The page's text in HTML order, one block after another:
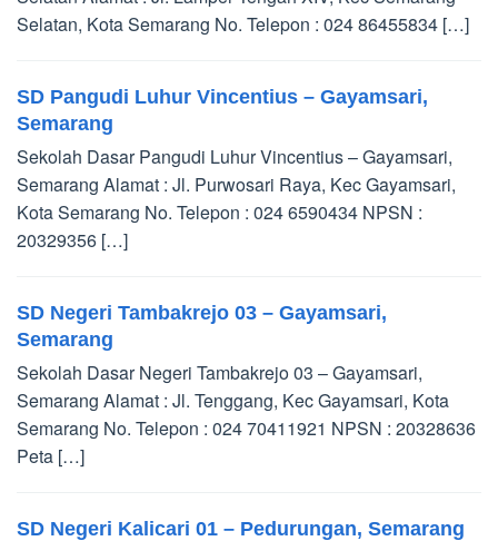
Selatan, Kota Semarang No. Telepon : 024 86455834 […]
SD Pangudi Luhur Vincentius – Gayamsari,
Semarang
Sekolah Dasar Pangudi Luhur Vincentius – Gayamsari,
Semarang Alamat : Jl. Purwosari Raya, Kec Gayamsari,
Kota Semarang No. Telepon : 024 6590434 NPSN :
20329356 […]
SD Negeri Tambakrejo 03 – Gayamsari,
Semarang
Sekolah Dasar Negeri Tambakrejo 03 – Gayamsari,
Semarang Alamat : Jl. Tenggang, Kec Gayamsari, Kota
Semarang No. Telepon : 024 70411921 NPSN : 20328636
Peta […]
SD Negeri Kalicari 01 – Pedurungan, Semarang